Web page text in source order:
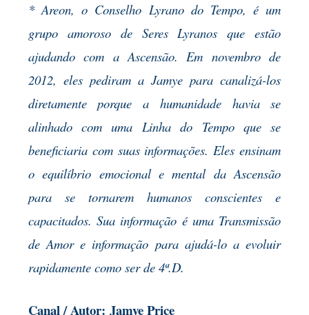
* Areon, o Conselho Lyrano do Tempo, é um
grupo amoroso de Seres Lyranos que estão
ajudando com a Ascensão. Em novembro de
2012, eles pediram a Jamye para canalizá-los
diretamente porque a humanidade havia se
alinhado com uma Linha do Tempo que se
beneficiaria com suas informações. Eles ensinam
o equilíbrio emocional e mental da Ascensão
para se tornarem humanos conscientes e
capacitados. Sua informação é uma Transmissão
de Amor e informação para ajudá-lo a evoluir
rapidamente como ser de 4ª.D.
Canal / Autor: Jamye Price